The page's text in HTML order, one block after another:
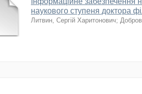
наукового ступеня доктора
Литвин, Сергій Харитонович;